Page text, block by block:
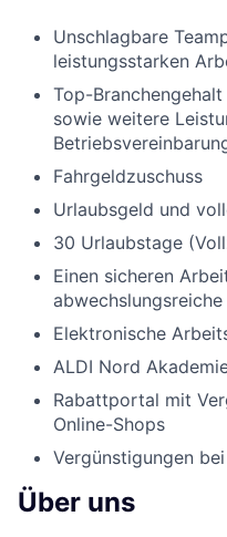
Unschlagbare
leistungsstarken
Top-
sowie weitere
Fahrgeldzuschuss
Urlaubsgeld und
30 Urlaubstage
Einen sicheren
Elektronische
ALDI Nord
Rabattportal mit
Online-Shops
Vergünstigungen
Über uns